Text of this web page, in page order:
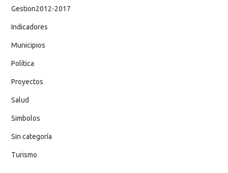
Gestion2012-2017
Indicadores
Municipios
Política
Proyectos
Salud
Simbolos
Sin categoría
Turismo